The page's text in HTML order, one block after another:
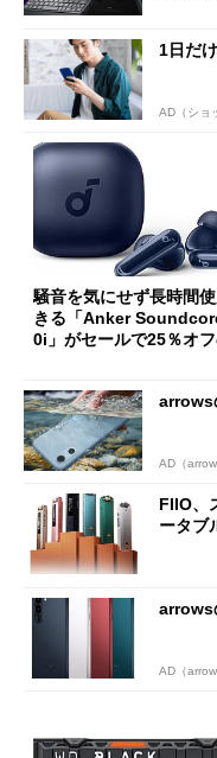
1日だ
AD（ショ
騒音を気にせず長時間
きる「Anker
0i」がセールで25％オフ
arrows
AD（
FIIO、
ータブ
arrows
AD（